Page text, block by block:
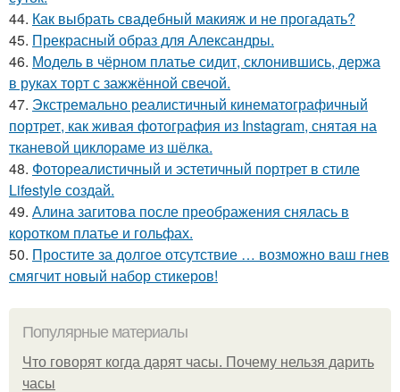
44. Как выбрать свадебный макияж и не прогадать?
45. Прекрасный образ для Александры.
46. Модель в чёрном платье сидит, склонившись, держа
в руках торт с зажжённой свечой.
47. Экстремально реалистичный кинематографичный
портрет, как живая фотография из Instagram, снятая на
тканевой циклораме из шёлка.
48. Фотореалистичный и эстетичный портрет в стиле
Lifestyle создай.
49. Алина загитова после преображения снялась в
коротком платье и гольфах.
50. Простите за долгое отсутствие … возможно ваш гнев
смягчит новый набор стикеров!
Популярные материалы
Что говорят когда дарят часы. Почему нельзя дарить
часы